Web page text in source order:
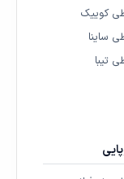
کوییک
ساینا
تیبا